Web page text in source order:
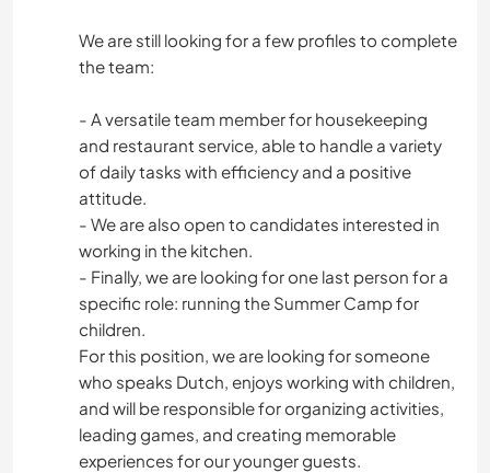
We are still looking for a few profiles to complete
the team:
- A versatile team member for housekeeping
and restaurant service, able to handle a variety
of daily tasks with efficiency and a positive
attitude.
- We are also open to candidates interested in
working in the kitchen.
- Finally, we are looking for one last person for a
specific role: running the Summer Camp for
children.
For this position, we are looking for someone
who speaks Dutch, enjoys working with children,
and will be responsible for organizing activities,
leading games, and creating memorable
experiences for our younger guests.